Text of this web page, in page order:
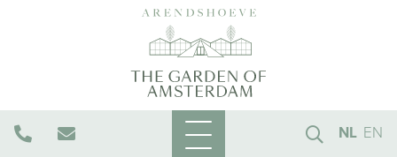
EN
NL